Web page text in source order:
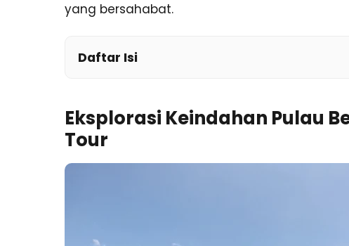
yang bersahabat.
Daftar Isi
Eksplorasi Keindahan Pulau
Tour